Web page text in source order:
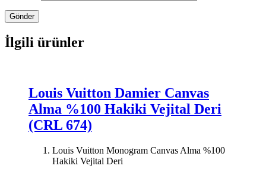
İlgili ürünler
Louis Vuitton Damier Canvas
Alma %100 Hakiki Vejital Deri
(CRL 674)
Louis Vuitton Monogram Canvas Alma %100
Hakiki Vejital Deri